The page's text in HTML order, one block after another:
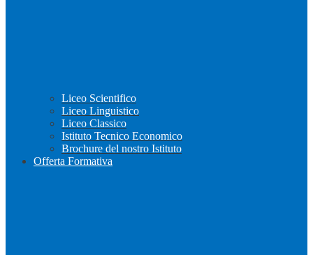
Liceo Scientifico
Liceo Linguistico
Liceo Classico
Istituto Tecnico Economico
Brochure del nostro Istituto
Offerta Formativa